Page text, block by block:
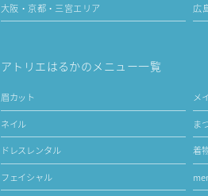
大阪・京都・三宮エリア 広
アトリエはるかのメニュー一覧
眉カット メ
ネイル ま
ドレスレンタル 着
フェイシャル